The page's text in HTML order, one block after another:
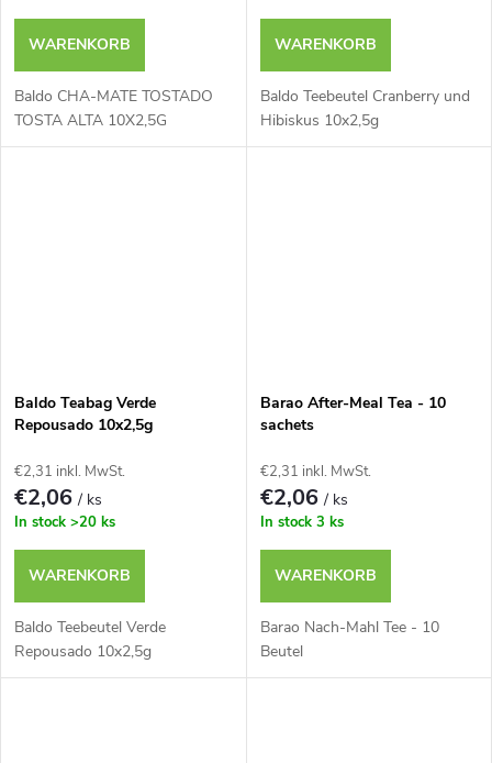
WARENKORB
Baldo CHA-MATE TOSTADO
TOSTA ALTA 10X2,5G
WARENKORB
Baldo Teebeutel Cranberry und
Hibiskus 10x2,5g
Baldo Teabag Verde
Repousado 10x2,5g
€2,31 inkl. MwSt.
€2,06/ ks
In stock >20 ks
WARENKORB
Baldo Teebeutel Verde
Repousado 10x2,5g
Barao After-Meal Tea - 10
sachets
€2,31 inkl. MwSt.
€2,06/ ks
In stock 3 ks
WARENKORB
Barao Nach-Mahl Tee - 10
Beutel